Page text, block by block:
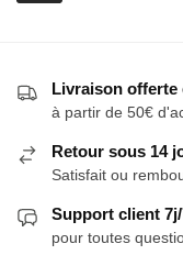
Livraison offerte
à partir de 50€
Retour sous 14
Satisfait ou
Support client
pour toutes